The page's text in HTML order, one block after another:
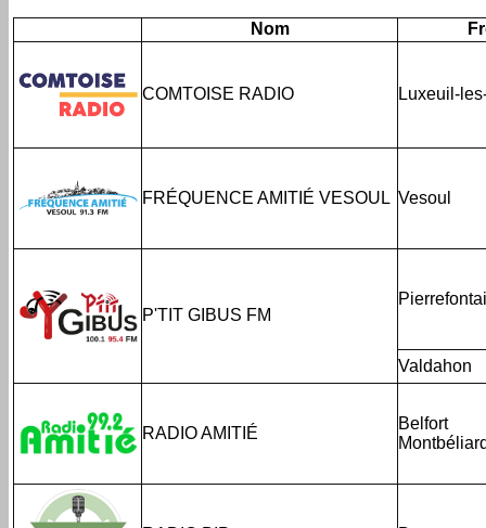
Nom
COMTOISE RADIO Luxeuil-
FRÉQUENCE AMITIÉ VESOUL Vesoul
P'TIT GIBUS FM
Valdahon
RADIO AMITIÉ
Belfort